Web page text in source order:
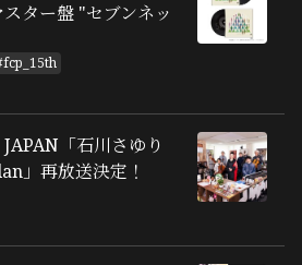
ター盤 "セブンネッ
「石川さゆり
」再放送決定！